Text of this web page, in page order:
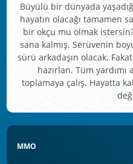
Büyülü bir dünyada
hayatın olacağı tamamen
bir okçu mu olmak
sana kalmış. Serüvenin
sürü arkadaşın olacak.
hazırlan. Tüm yardımı
toplamaya çalış. Hayatta
MMO